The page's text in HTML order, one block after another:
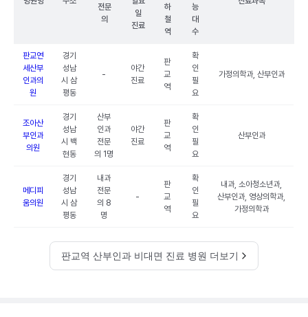
전문
의
일
진료
하
철
역
능
대
수
판교연
세산부
인과의
원
경기
성남
시 삼
평동
-
야간
진료
판
교
역
확
인
필
요
가정의학과, 산부인과
조아산
부인과
의원
경기
성남
시 백
현동
산부
인과
전문
의 1명
야간
진료
판
교
역
확
인
필
요
산부인과
메디피
움의원
경기
성남
시 삼
평동
내과
전문
의 8
명
-
판
교
역
확
인
필
요
내과, 소아청소년과,
산부인과, 영상의학과,
가정의학과
판교역 산부인과 비대면 진료 병원 더보기